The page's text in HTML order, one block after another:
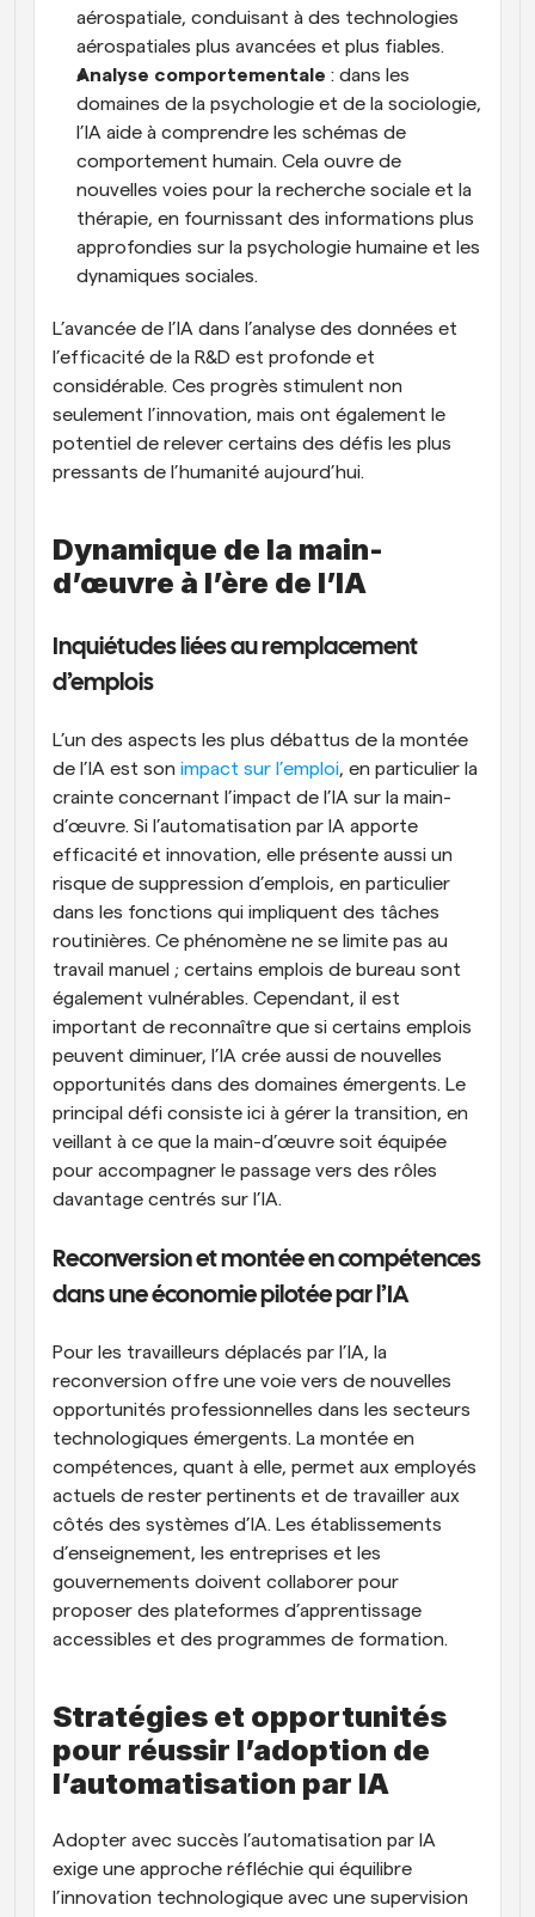
aérospatiale, conduisant à des technologies
aérospatiales plus avancées et plus fiables.
Analyse comportementale : dans les
domaines de la psychologie et de la sociologie,
l’IA aide à comprendre les schémas de
comportement humain. Cela ouvre de
nouvelles voies pour la recherche sociale et la
thérapie, en fournissant des informations plus
approfondies sur la psychologie humaine et les
dynamiques sociales.
L’avancée de l’IA dans l’analyse des données et
l’efficacité de la R&D est profonde et
considérable. Ces progrès stimulent non
seulement l’innovation, mais ont également le
potentiel de relever certains des défis les plus
pressants de l’humanité aujourd’hui.
Dynamique de la main-
d’œuvre à l’ère de l’IA
Inquiétudes liées au remplacement
d’emplois
L’un des aspects les plus débattus de la montée
de l’IA est son impact sur l’emploi, en particulier la
crainte concernant l’impact de l’IA sur la main-
d’œuvre. Si l’automatisation par IA apporte
efficacité et innovation, elle présente aussi un
risque de suppression d’emplois, en particulier
dans les fonctions qui impliquent des tâches
routinières. Ce phénomène ne se limite pas au
travail manuel ; certains emplois de bureau sont
également vulnérables. Cependant, il est
important de reconnaître que si certains emplois
peuvent diminuer, l’IA crée aussi de nouvelles
opportunités dans des domaines émergents. Le
principal défi consiste ici à gérer la transition, en
veillant à ce que la main-d’œuvre soit équipée
pour accompagner le passage vers des rôles
davantage centrés sur l’IA.
Reconversion et montée en compétences
dans une économie pilotée par l’IA
Pour les travailleurs déplacés par l’IA, la
reconversion offre une voie vers de nouvelles
opportunités professionnelles dans les secteurs
technologiques émergents. La montée en
compétences, quant à elle, permet aux employés
actuels de rester pertinents et de travailler aux
côtés des systèmes d’IA. Les établissements
d’enseignement, les entreprises et les
gouvernements doivent collaborer pour
proposer des plateformes d’apprentissage
accessibles et des programmes de formation.
Stratégies et opportunités
pour réussir l’adoption de
l’automatisation par IA
Adopter avec succès l’automatisation par IA
exige une approche réfléchie qui équilibre
l’innovation technologique avec une supervision